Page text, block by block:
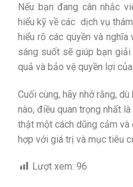
Nếu bạn đang cân nhắc
hiểu kỹ về các dịch vụ
hiểu rõ các quyền và
sáng suốt sẽ giúp bạn
quả và bảo vệ quyền lợi của
Cuối cùng, hãy nhớ rằng,
nào, điều quan trọng nhất
thật một cách dũng cảm
hợp với giá trị và mục tiêu
Lượt xem: 96